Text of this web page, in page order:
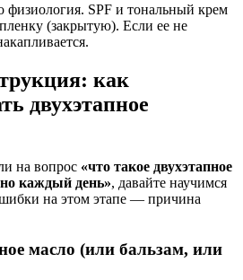
физиология. SPF и тональный крем
(закрытую). Если ее не
как
двухэтапное
на вопрос «что такое двухэтапное
каждый день», давайте научимся
на этом этапе — причина
масло (или бальзам, или